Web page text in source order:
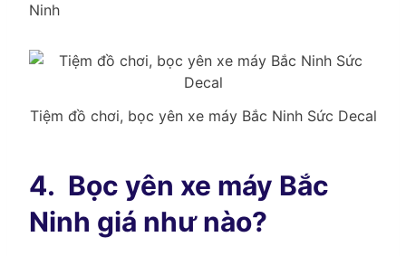
Ninh
Tiệm đồ chơi, bọc yên xe máy Bắc Ninh Sức Decal
4. Bọc yên xe máy Bắc
Ninh giá như nào?